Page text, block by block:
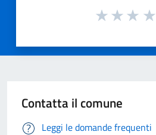
Contatta il comune
Leggi le domande frequenti